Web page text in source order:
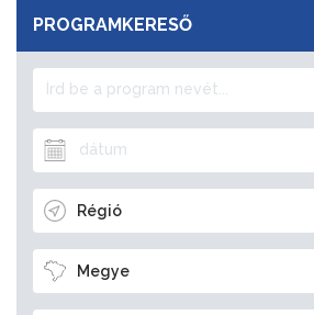
PROGRAMKERESŐ
Régió
Megye